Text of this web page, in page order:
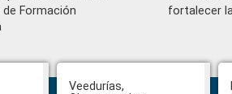
de Formación
fortalecer
Veedurías,